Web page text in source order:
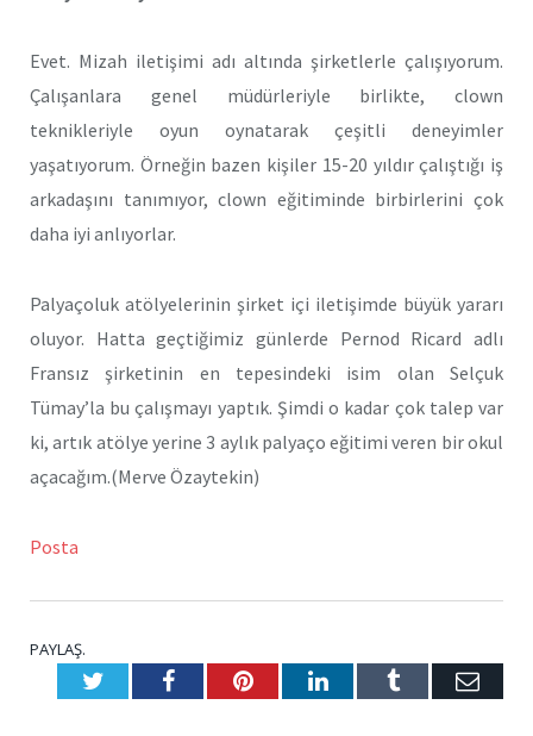
Evet. Mizah iletişimi adı altında şirketlerle çalışıyorum.
Çalışanlara genel müdürleriyle birlikte, clown
teknikleriyle oyun oynatarak çeşitli deneyimler
yaşatıyorum. Örneğin bazen kişiler 15-20 yıldır çalıştığı iş
arkadaşını tanımıyor, clown eğitiminde birbirlerini çok
daha iyi anlıyorlar.
Palyaçoluk atölyelerinin şirket içi iletişimde büyük yararı
oluyor. Hatta geçtiğimiz günlerde Pernod Ricard adlı
Fransız şirketinin en tepesindeki isim olan Selçuk
Tümay’la bu çalışmayı yaptık. Şimdi o kadar çok talep var
ki, artık atölye yerine 3 aylık palyaço eğitimi veren bir okul
açacağım.(Merve Özaytekin)
Posta
PAYLAŞ.
TwitterFacebookPinterestLinkedInTumblr E-